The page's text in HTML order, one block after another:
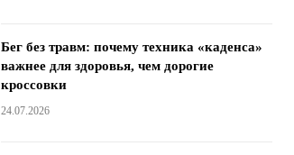
Бег без травм: почему техника «каденса»
важнее для здоровья, чем дорогие
кроссовки
24.07.2026